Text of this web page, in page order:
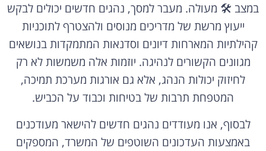
במצב 🛠️ מעולה. מעבר למסך, נהגים חדשים יכולים לבקש
ייעוץ מרשת של מדריכים מנוסים ולהצטרף לתוכניות
קהילתיות המארחות דיונים וסדנאות המתמקדות בנושאים
מגוונים הקשורים לנהיגה. יוזמות אלה משמשות לא רק
לחיזוק יכולות הנהג, אלא גם אורגות מערכת תמיכה,
המטפחת תרבות של בטיחות וכבוד על הכביש.
לבסוף, אנו מעודדים נהגים חדשים להישאר מעודכנים
באמצעות העדכונים השוטפים של המשרד, המספקים